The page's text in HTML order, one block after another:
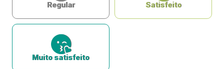
Regular Satisfeito
Muito satisfeito